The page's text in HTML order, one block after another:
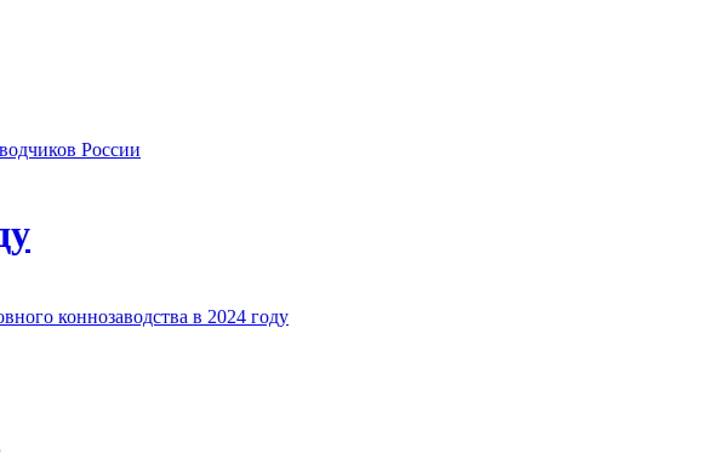
России
коннозаводства в 2024 году